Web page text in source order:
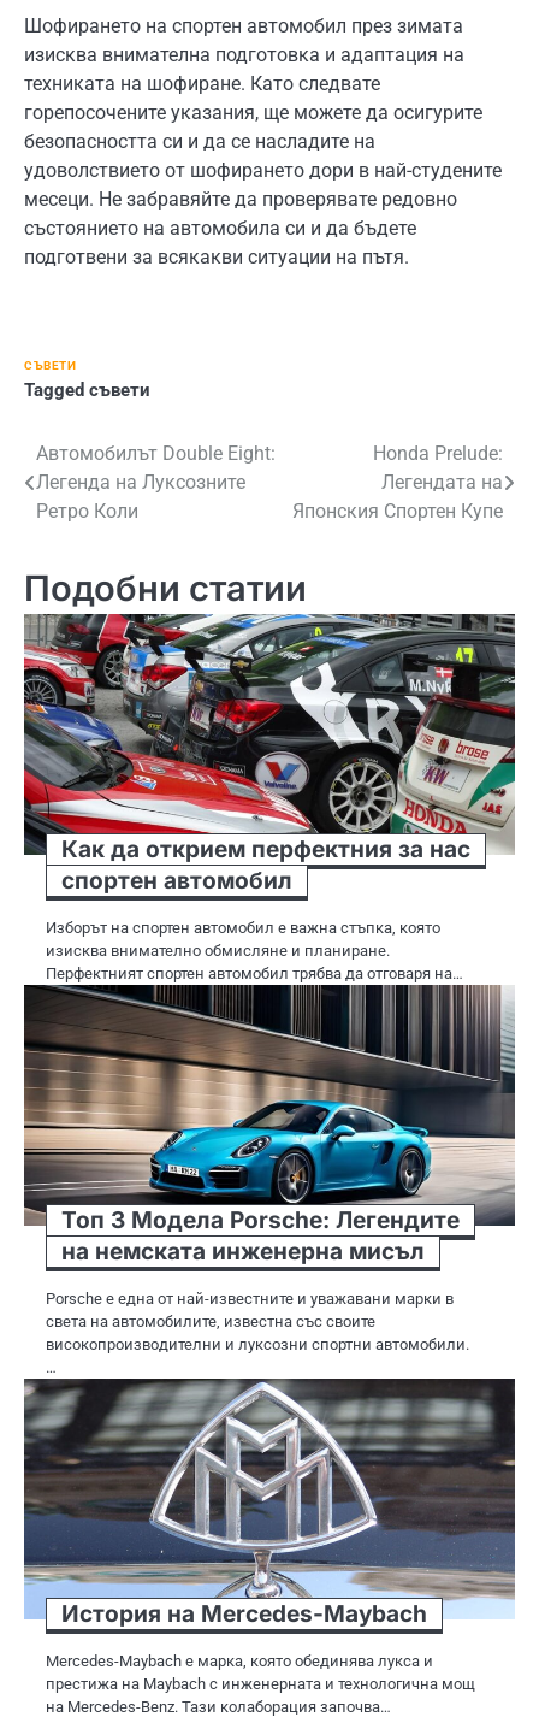
Шофирането на спортен автомобил през зимата
изисква внимателна подготовка и адаптация на
техниката на шофиране. Като следвате
горепосочените указания, ще можете да осигурите
безопасността си и да се насладите на
удоволствието от шофирането дори в най-студените
месеци. Не забравяйте да проверявате редовно
състоянието на автомобила си и да бъдете
подготвени за всякакви ситуации на пътя.
СЪВЕТИ
Tagged съвети
Навигация
Автомобилът Double Eight:
Легенда на Луксозните
Ретро Коли
Honda Prelude:
Легендата на
Японския Спортен Купе
Подобни статии
Как да открием перфектния за нас
спортен автомобил
Изборът на спортен автомобил е важна стъпка, която
изисква внимателно обмисляне и планиране.
Перфектният спортен автомобил трябва да отговаря на…
Топ 3 Модела Porsche: Легендите
на немската инженерна мисъл
Porsche е една от най-известните и уважавани марки в
света на автомобилите, известна със своите
високопроизводителни и луксозни спортни автомобили.
…
История на Mercedes-Maybach
Mercedes-Maybach е марка, която обединява лукса и
престижа на Maybach с инженерната и технологична мощ
на Mercedes-Benz. Тази колаборация започва…